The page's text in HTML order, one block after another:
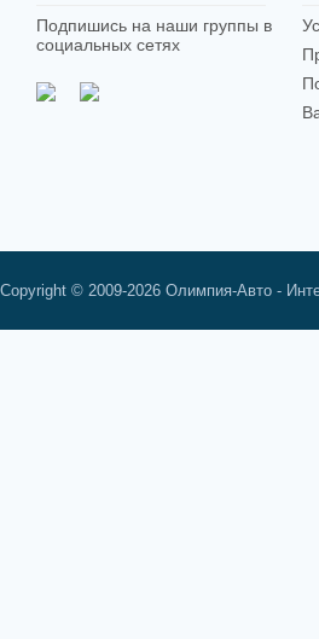
Подпишись на наши группы в
социальных сетях
Copyright © 2009-2026 Олимпия-Авто -